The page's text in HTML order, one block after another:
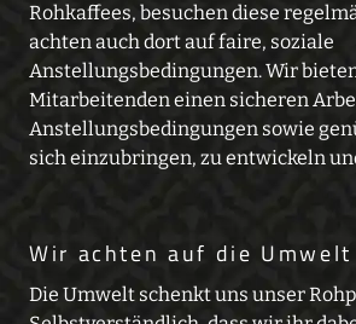
Rohkaffees, besuchen diese
achten auch dort auf faire, soziale
Anstellungsbedingungen. Wir
Mitarbeitenden einen sicheren
Anstellungsbedingungen sowie
sich einzubringen, zu entwickeln
Wir achten auf die Umwelt
Die Umwelt schenkt uns unser